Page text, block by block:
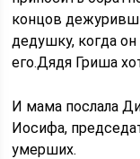
концов
дедушку, когда
его.Дядя Гриша
И мама послала
Иосифа,
умерших.